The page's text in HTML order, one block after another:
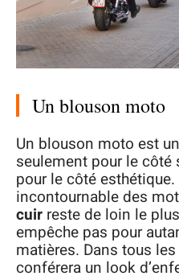
Un blouson moto
Un blouson moto est
seulement pour le côté
pour le côté esthétique.
incontournable des
cuir reste de loin le
empêche pas pour
matières. Dans tous
conférera un look